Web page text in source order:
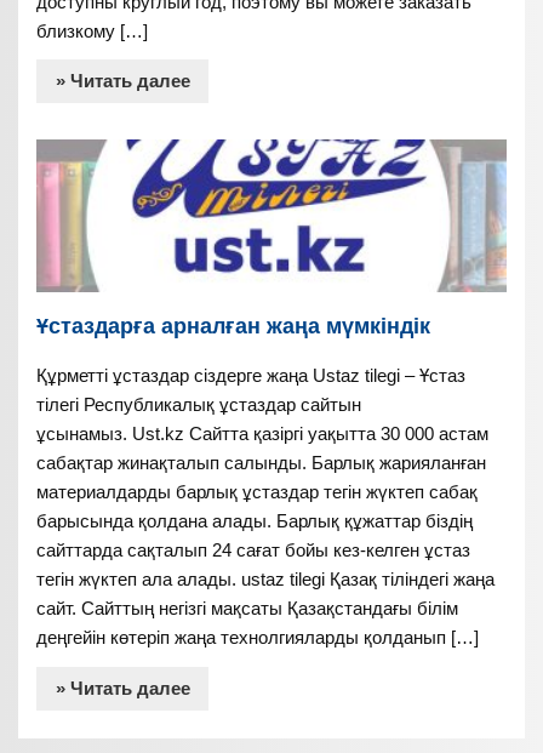
близкому […]
» Читать далее
Ұстаздарға арналған жаңа мүмкіндік
Құрметті ұстаздар сіздерге жаңа Ustaz tilegi – Ұстаз
тілегі Республикалық ұстаздар сайтын
ұсынамыз. Ust.kz Сайтта қазіргі уақытта 30 000 астам
сабақтар жинақталып салынды. Барлық жарияланған
материалдарды барлық ұстаздар тегін жүктеп сабақ
барысында қолдана алады. Барлық құжаттар біздің
сайттарда сақталып 24 сағат бойы кез-келген ұстаз
тегін жүктеп ала алады. ustaz tilegi Қазақ тіліндегі жаңа
сайт. Сайттың негізгі мақсаты Қазақстандағы білім
деңгейін көтеріп жаңа технолгияларды қолданып […]
» Читать далее